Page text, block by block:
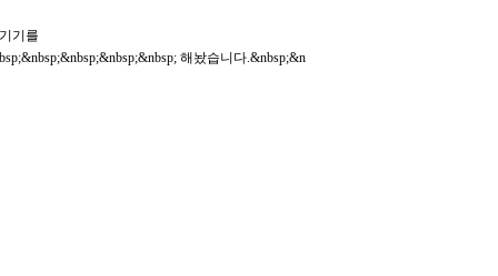
기를
해놨습니다.&nbsp;&n